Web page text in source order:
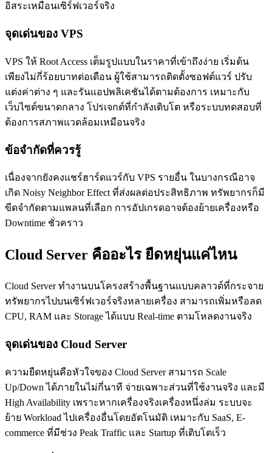
อิสระเหมือนเซิร์ฟเวอร์จริง
จุดเด่นของ VPS
VPS ให้ Root Access เต็มรูปแบบในราคาที่เข้าถึงง่าย เริ่มต้น
เพียงไม่กี่ร้อยบาทต่อเดือน ผู้ใช้สามารถติดตั้งซอฟต์แวร์ ปรับ
แต่งค่าต่าง ๆ และรันแอปพลิเคชันได้ตามต้องการ เหมาะกับ
เว็บไซต์ขนาดกลาง โปรเจกต์ที่กำลังเติบโต หรือระบบทดสอบที่
ต้องการสภาพแวดล้อมเหมือนจริง
ข้อจำกัดที่ควรรู้
เนื่องจากยังคงแชร์ฮาร์ดแวร์กับ VPS รายอื่น ในบางกรณีอาจ
เกิด Noisy Neighbor Effect ที่ส่งผลต่อประสิทธิภาพ ทรัพยากรก็มี
ขีดจำกัดตามแพลนที่เลือก การอัปเกรดอาจต้องย้ายเครื่องหรือ
Downtime ชั่วคราว
Cloud Server คืออะไร ยืดหยุ่นแค่ไหน
Cloud Server ทำงานบนโครงสร้างพื้นฐานแบบคลาวด์ที่กระจาย
ทรัพยากรไปบนเซิร์ฟเวอร์จริงหลายเครื่อง สามารถเพิ่มหรือลด
CPU, RAM และ Storage ได้แบบ Real-time ตามโหลดงานจริง
จุดเด่นของ Cloud Server
ความยืดหยุ่นคือหัวใจของ Cloud Server สามารถ Scale
Up/Down ได้ภายในไม่กี่นาที จ่ายเฉพาะส่วนที่ใช้งานจริง และมี
High Availability เพราะหากเครื่องจริงเครื่องหนึ่งล่ม ระบบจะ
ย้าย Workload ไปเครื่องอื่นโดยอัตโนมัติ เหมาะกับ SaaS, E-
commerce ที่มีช่วง Peak Traffic และ Startup ที่เติบโตเร็ว